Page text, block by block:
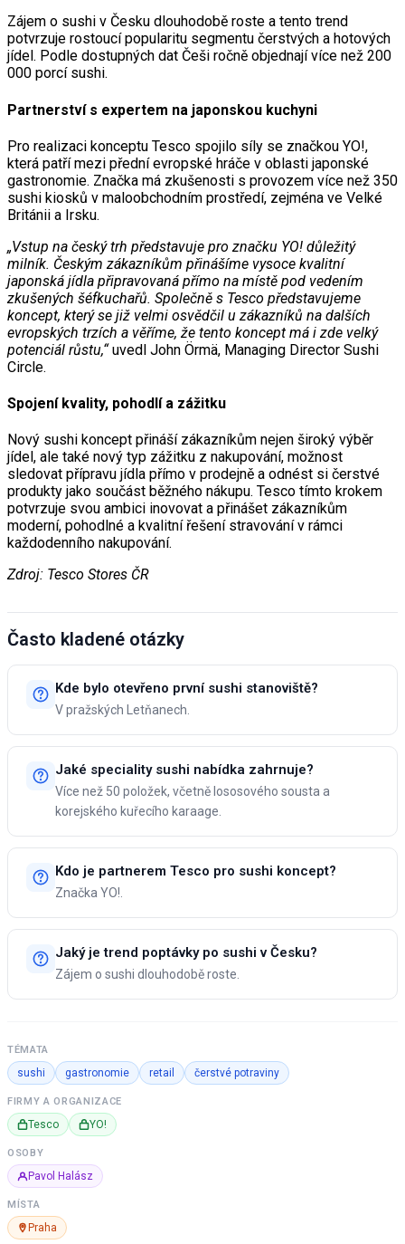
Zájem o sushi v Česku dlouhodobě roste a tento trend
potvrzuje rostoucí popularitu segmentu čerstvých a hotových
jídel. Podle dostupných dat Češi ročně objednají více než 200
000 porcí sushi.
Partnerství s expertem na japonskou kuchyni
Pro realizaci konceptu Tesco spojilo síly se značkou YO!,
která patří mezi přední evropské hráče v oblasti japonské
gastronomie. Značka má zkušenosti s provozem více než 350
sushi kiosků v maloobchodním prostředí, zejména ve Velké
Británii a Irsku.
„Vstup na český trh představuje pro značku YO! důležitý
milník. Českým zákazníkům přinášíme vysoce kvalitní
japonská jídla připravovaná přímo na místě pod vedením
zkušených šéfkuchařů. Společně s Tesco představujeme
koncept, který se již velmi osvědčil u zákazníků na dalších
evropských trzích a věříme, že tento koncept má i zde velký
potenciál růstu,“uvedl John Örmä, Managing Director Sushi
Circle.
Spojení kvality, pohodlí a zážitku
Nový sushi koncept přináší zákazníkům nejen široký výběr
jídel, ale také nový typ zážitku z nakupování, možnost
sledovat přípravu jídla přímo v prodejně a odnést si čerstvé
produkty jako součást běžného nákupu. Tesco tímto krokem
potvrzuje svou ambici inovovat a přinášet zákazníkům
moderní, pohodlné a kvalitní řešení stravování v rámci
každodenního nakupování.
Zdroj: Tesco Stores ČR
Často kladené otázky
Kde bylo otevřeno první sushi stanoviště?
V pražských Letňanech.
Jaké speciality sushi nabídka zahrnuje?
Více než 50 položek, včetně lososového sousta a
korejského kuřecího karaage.
Kdo je partnerem Tesco pro sushi koncept?
Značka YO!.
Jaký je trend poptávky po sushi v Česku?
Zájem o sushi dlouhodobě roste.
TÉMATA
sushi gastronomie retail čerstvé potraviny
FIRMY A ORGANIZACE
Tesco YO!
OSOBY
Pavol Halász
MÍSTA
Praha